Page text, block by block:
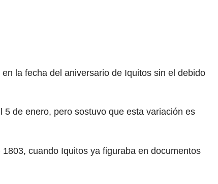
la fecha del aniversario de Iquitos sin el debido
de enero, pero sostuvo que esta variación es
cuando Iquitos ya figuraba en documentos